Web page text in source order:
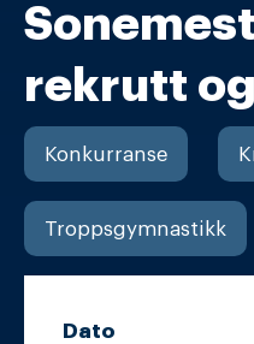
rekrutt
Konkurranse
Troppsgymnastikk
Dato